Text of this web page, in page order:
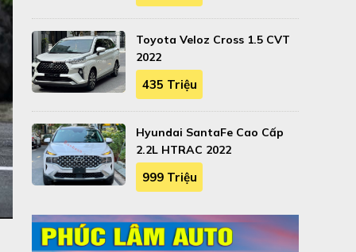
Toyota Veloz Cross 1.5 CVT
2022
435 Triệu
Hyundai SantaFe Cao Cấp
2.2L HTRAC 2022
999 Triệu